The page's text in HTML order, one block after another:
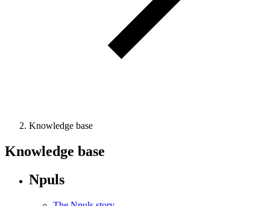
Knowledge base
Knowledge base
Npuls